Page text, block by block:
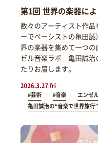
第1回 世界の楽器に
数々のアーティスト作
ーでベーシストの亀田
界の楽器を集めて一つ
ゼル音楽ラボ 亀田誠治
たりお届します。
2026.3.27 fri
#芸術 #音楽
エンゼ
亀田誠治の“音楽で世界旅行”